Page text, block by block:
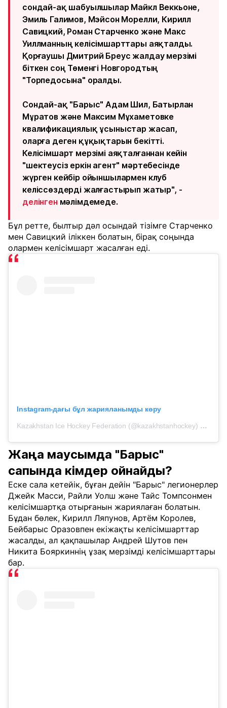
сондай-ақ шабуылшылар Майкл Веккьоне,
Эмиль Галимов, Мэйсон Морелли, Кирилл
Савицкий, Роман Старченко және Макс
Уиллманның келісімшарттары аяқталды.
Қорғаушы Дмитрий Бреус жалдау мерзімі
біткен соң Төменгі Новгородтың
"Торпедосына" оралды.
Сондай-ақ "Барыс" Адам Шил, Батырлан
Мұратов және Максим Мұхаметовке
квалификациялық ұсыныстар жасап,
оларға деген құқықтарын бекітті.
Келісімшарт мерзімі аяқталғаннан кейін
"шектеусіз еркін агент" мәртебесінде
жүрген кейбір ойыншылармен клуб
келіссөздерді жалғастырып жатыр", -
делінген мәлімдемеде.
Бұл ретте, былтыр дәл осындай тізімге Старченко
мен Савицкий іліккен болатын, бірақ соңында
олармен келісімшарт жасалған еді.
Instagram-дағы бұл жарияланымды көру
Kazakhstan Ice Hockey Federation (@kazakhstanhockey) жарияланымы
Жаңа маусымда "Барыс"
сапында кімдер ойнайды?
Еске сала кетейік, бұған дейін "Барыс" легионерлер
Джейк Масси, Райли Уолш және Тайс Томпсонмен
келісімшартқа отырғанын жариялаған болатын.
Бұдан бөлек, Кирилл Ляпунов, Артём Королев,
Бейбарыс Оразовпен екіжақты келісімшарттар
жасалды, ал қақпашылар Андрей Шутов пен
Никита Бояркиннің ұзақ мерзімді келісімшарттары
бар.